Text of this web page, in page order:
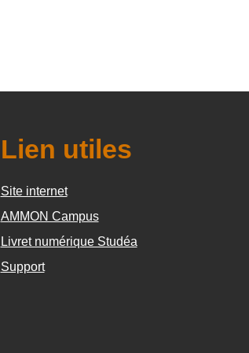
Lien utiles
Site internet
AMMON Campus
Livret numérique Studéa
Support